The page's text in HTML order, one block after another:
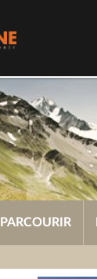
PARCOURIR